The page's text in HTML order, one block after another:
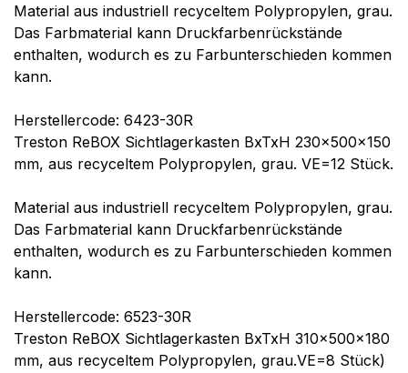
Material aus industriell recyceltem Polypropylen, grau.
Das Farbmaterial kann Druckfarbenrückstände
enthalten, wodurch es zu Farbunterschieden kommen
kann.
Herstellercode: 6423-30R
Treston ReBOX Sichtlagerkasten BxTxH 230x500x150
mm, aus recyceltem Polypropylen, grau. VE=12 Stück.
Material aus industriell recyceltem Polypropylen, grau.
Das Farbmaterial kann Druckfarbenrückstände
enthalten, wodurch es zu Farbunterschieden kommen
kann.
Herstellercode: 6523-30R
Treston ReBOX Sichtlagerkasten BxTxH 310x500x180
mm, aus recyceltem Polypropylen, grau.VE=8 Stück)